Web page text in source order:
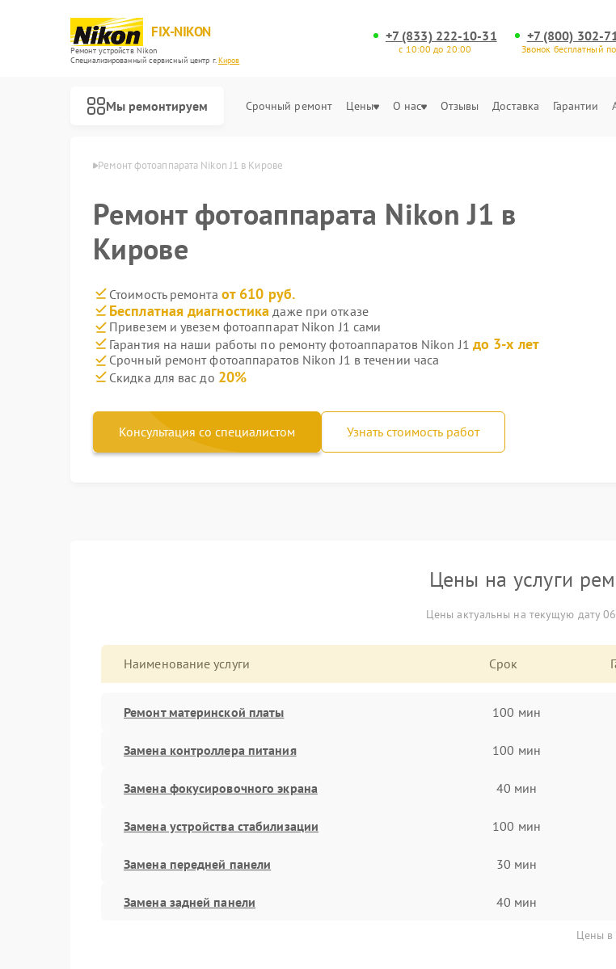
FIX-NIKON
Ремонт устройств Nikon
Специализированный cервисный центр г.Киров
+7 (833) 222-10-31
с 10:00 до 20:00
+7 (800) 302-
Звонок бесплатный
Мы ремонтируем Срочный ремонт Цены О нас Отзывы Доставка Гарантии
Nikon в Кирове Ремонт фотоаппарата Nikon J1 в Кирове
Ремонт фотоаппарата Nikon J1 в
Кирове
Стоимость ремонта от 610 руб.
Бесплатная диагностика даже при отказе
Привезем и увезем фотоаппарат Nikon J1 сами
Гарантия на наши работы по ремонту фотоаппаратов Nikon J1 до 3-х лет
Срочный ремонт фотоаппаратов Nikon J1 в течении часа
Скидка для вас до 20%
Консультация со специалистом Узнать стоимость работ
Цены на услуги
Цены актуальны на текущую дату
Наименование услуги Срок
Ремонт материнской платы 100 мин
Замена контроллера питания 100 мин
Замена фокусировочного экрана 40 мин
Замена устройства стабилизации 100 мин
Замена передней панели 30 мин
Замена задней панели 40 мин
Цены в